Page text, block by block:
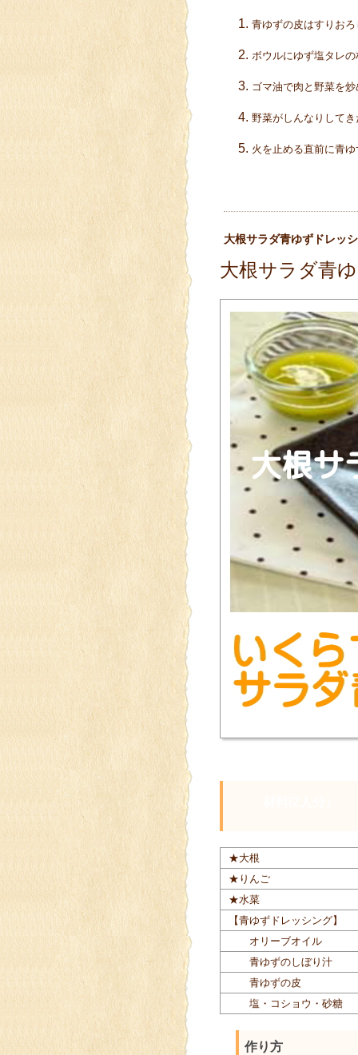
青ゆずの皮はすりお
ボウルにゆず塩タレ
ゴマ油で肉と野菜を
野菜がしんなりして
火を止める直前に青
大根サラダ青ゆずドレッ
大根サラダ青
★大根
★りんご
★水菜
【青ゆずドレッシング】
オリーブオイル
青ゆずのしぼり汁
青ゆずの皮
塩・コショウ・砂糖
作り方